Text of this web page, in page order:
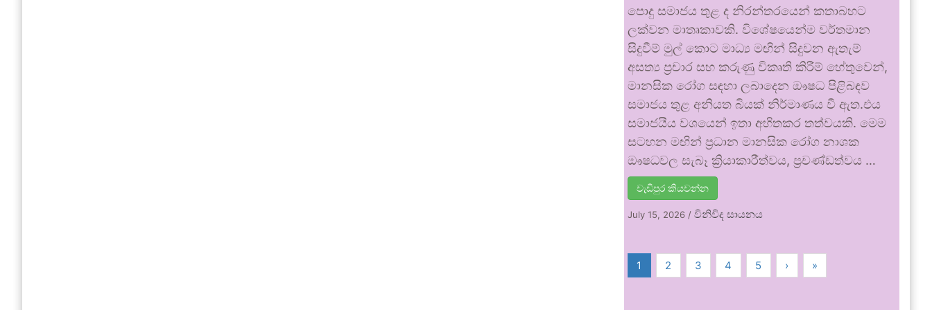
පොදු සමාජය තුළ ද නිරන්තරයෙන් කතාබහට
ලක්වන මාතෘකාවකි. විශේෂයෙන්ම වර්තමාන
සිදුවීම් මුල් කොට මාධ්‍ය මඟින් සිදුවන ඇතැම්
අසත්‍ය ප්‍රචාර සහ කරුණු විකෘති කිරීම් හේතුවෙන්,
මානසික රෝග සඳහා ලබාදෙන ඖෂධ පිළිබඳව
සමාජය තුළ අනියත බියක් නිර්මාණය වී ඇත.එය
සමාජයීය වශයෙන් ඉතා අහිතකර තත්වයකි. මෙම
සටහන මඟින් ප්‍රධාන මානසික රෝග නාශක
ඖෂධවල සැබෑ ක්‍රියාකාරීත්වය, ප්‍රචණ්ඩත්වය …
වැඩිපුර කියවන්න
July 15, 2026 /විනිවිද සායනය
1 2 3 4 5 › »